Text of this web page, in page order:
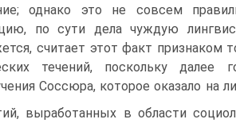
однако это не совсем
по сути дела чуждую
считает этот факт
те­чений, поскольку далее
Соссюра, которое оказало на
выработанных в области